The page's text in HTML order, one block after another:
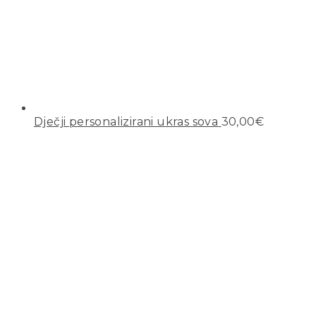
Dječji personalizirani ukras sova 30,00€